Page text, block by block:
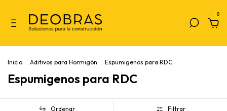
0
Inicio . Aditivos para Hormigón . Espumigenos para RDC
Espumigenos para RDC
Ordenar Filtrar